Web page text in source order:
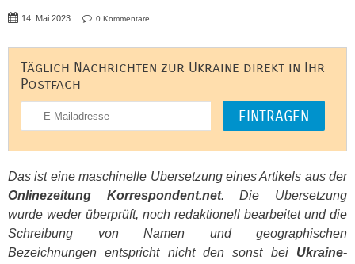
14. Mai 2023 0 Kommentare
Täglich Nachrichten zur Ukraine direkt in Ihr
Postfach
Das ist eine maschinelle Übersetzung eines Artikels aus der
Onlinezeitung Korrespondent.net. Die Übersetzung
wurde weder überprüft, noch redaktionell bearbeitet und die
Schreibung von Namen und geographischen
Bezeichnungen entspricht nicht den sonst bei Ukraine-